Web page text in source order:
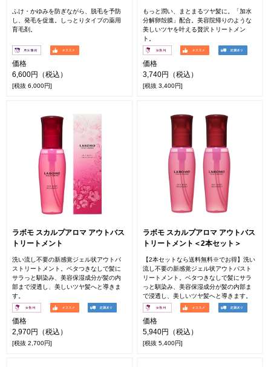
ふけ・かゆみを防ぎながら、脱毛を予防
し、発毛を促進。しっとりタイプの薬用
育毛剤。
価格
6,600円（税込）
[税抜 6,000円]
もっと潤い、まとまるツヤ髪に。「加水
分解卵殻膜」配合。美容院帰りのような
美しいツヤを叶える贅沢トリートメン
ト。
価格
3,740円（税込）
[税抜 3,400円]
ラボモ スカルプアロマ アウトバス
トリートメント
洗い流し不要の新感覚ジェル状アウトバ
ストリートメント。ベタつきなしで髪に
サラっと馴染み、美容保湿成分が髪の内
部まで浸透し、美しいツヤ髪へと導きま
す。
価格
2,970円（税込）
[税抜 2,700円]
ラボモ スカルプアロマ アウトバス
トリートメント＜2本セット＞
【2本セットなら送料無料※でお得】洗い
流し不要の新感覚ジェル状アウトバスト
リートメント。ベタつきなしで髪にサラ
っと馴染み、美容保湿成分が髪の内部ま
で浸透し、美しいツヤ髪へと導きます。
価格
5,940円（税込）
[税抜 5,400円]